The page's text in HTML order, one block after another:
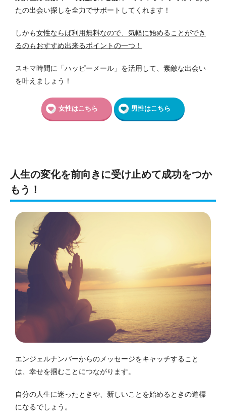
たの出会い探しを全力でサポートしてくれます！
しかも女性ならば利用無料なので、気軽に始めることができ
るのもおすすめ出来るポイントの一つ！
スキマ時間に「ハッピーメール」を活用して、素敵な出会い
を叶えましょう！
女性はこちら 男性はこちら
人生の変化を前向きに受け止めて成功をつか
もう！
エンジェルナンバーからのメッセージをキャッチすること
は、幸せを掴むことにつながります。
自分の人生に迷ったときや、新しいことを始めるときの道標
になるでしょう。